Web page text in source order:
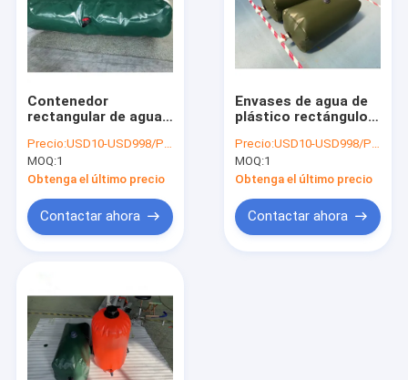
Contenedor
rectangular de agua
almacenamiento de
agua de lluvia
Precio:USD10-USD998/PCS
MOQ:1
Obtenga el último precio
Contactar ahora
Envases de agua de
plástico rectángulo
medida
Precio:USD10-USD998/PCS
MOQ:1
Obtenga el último precio
Contactar ahora